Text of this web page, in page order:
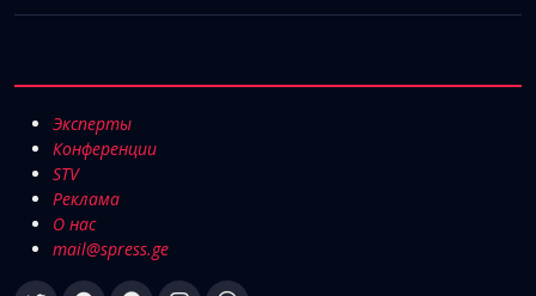
Эксперты
Конференции
STV
Реклама
О нас
mail@spress.ge